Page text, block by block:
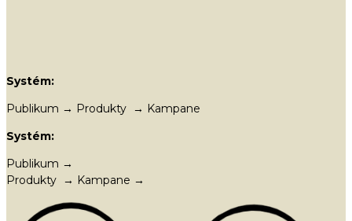
Systém:
Publikum → Produkty → Kampane
Systém:
Publikum →
Produkty → Kampane →